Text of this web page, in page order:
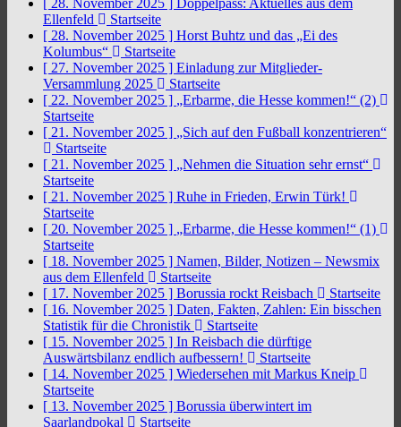
[ 28. November 2025 ] Doppelpass: Aktuelles aus dem
Ellenfeld
Startseite
[ 28. November 2025 ] Horst Buhtz und das „Ei des
Kolumbus“
Startseite
[ 27. November 2025 ] Einladung zur Mitglieder-
Versammlung 2025
Startseite
[ 22. November 2025 ] „Erbarme, die Hesse kommen!“ (2)
Startseite
[ 21. November 2025 ] „Sich auf den Fußball konzentrieren“
Startseite
[ 21. November 2025 ] „Nehmen die Situation sehr ernst“
Startseite
[ 21. November 2025 ] Ruhe in Frieden, Erwin Türk!
Startseite
[ 20. November 2025 ] „Erbarme, die Hesse kommen!“ (1)
Startseite
[ 18. November 2025 ] Namen, Bilder, Notizen – Newsmix
aus dem Ellenfeld
Startseite
[ 17. November 2025 ] Borussia rockt Reisbach
Startseite
[ 16. November 2025 ] Daten, Fakten, Zahlen: Ein bisschen
Statistik für die Chronistik
Startseite
[ 15. November 2025 ] In Reisbach die dürftige
Auswärtsbilanz endlich aufbessern!
Startseite
[ 14. November 2025 ] Wiedersehen mit Markus Kneip
Startseite
[ 13. November 2025 ] Borussia überwintert im
Saarlandpokal
Startseite